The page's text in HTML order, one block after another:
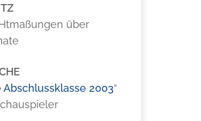
über
Abschlussklasse 2003“